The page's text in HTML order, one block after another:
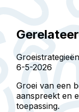
6-5-2026
Groei van een
aanspreekt en
toepassing.